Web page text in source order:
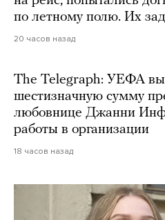
по летному полю. Их
20 часов назад
The Telegraph: УЕФА
шестизначную сумму
любовнице Джанни
работы в организации
18 часов назад